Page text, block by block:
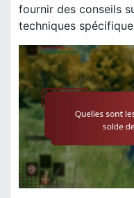
fournir des conseils
techniques